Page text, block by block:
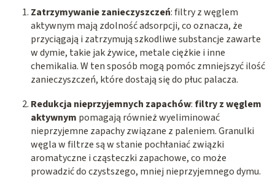
k
i
l
i
s
t
y
Zatrzymywanie zanieczyszczeń: filtry z węglem
aktywnym mają zdolność adsorpcji, co oznacza, że
przyciągają i zatrzymują szkodliwe substancje zawarte
w dymie, takie jak żywice, metale ciężkie i inne
chemikalia. W ten sposób mogą pomóc zmniejszyć ilość
zanieczyszczeń, które dostają się do płuc palacza.
Redukcja nieprzyjemnych zapachów:filtry z węglem
aktywnym pomagają również wyeliminować
nieprzyjemne zapachy związane z paleniem. Granulki
węgla w filtrze są w stanie pochłaniać związki
aromatyczne i cząsteczki zapachowe, co może
prowadzić do czystszego, mniej nieprzyjemnego dymu.